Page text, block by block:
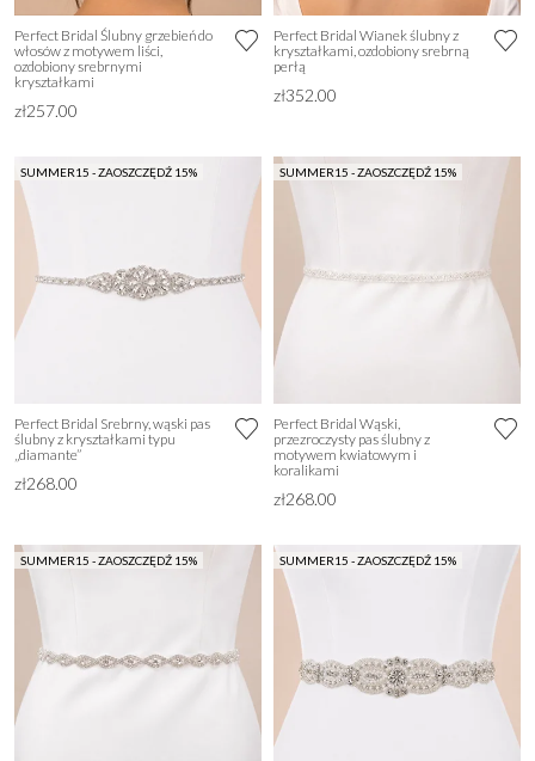
Perfect Bridal Ślubny grzebień do
włosów z motywem liści,
ozdobiony srebrnymi
kryształkami
zł257.00
Perfect Bridal Wianek ślubny z
kryształkami, ozdobiony srebrną
perłą
zł352.00
SUMMER15 - ZAOSZCZĘDŹ 15%
Perfect Bridal Srebrny, wąski pas
ślubny z kryształkami typu
„diamante”
zł268.00
SUMMER15 - ZAOSZCZĘDŹ 15%
Perfect Bridal Wąski,
przezroczysty pas ślubny z
motywem kwiatowym i
koralikami
zł268.00
SUMMER15 - ZAOSZCZĘDŹ 15% SUMMER15 - ZAOSZCZĘDŹ 15%